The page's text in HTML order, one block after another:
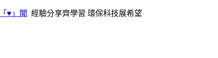
♥」聞 經驗分享齊學習 環保科技展希望